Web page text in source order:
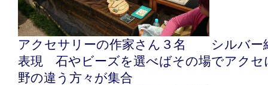
アクセサリーの作家さん３名 シルバー
表現 石やビーズを選べばその場でアク
野の違う方々が集合